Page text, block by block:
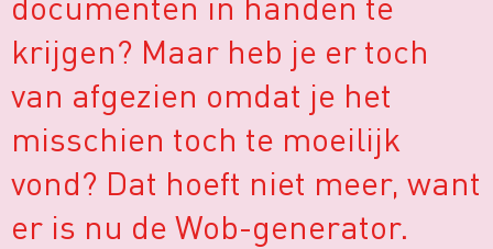
krijgen? Maar heb je er toch
van afgezien omdat je het
misschien toch te moeilijk
vond? Dat hoeft niet meer, want
er is nu de Wob-generator.